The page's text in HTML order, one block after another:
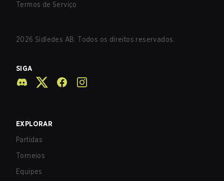
Termos de Serviço
2026 Sidledes AB. Todos os direitos reservados.
SIGA
EXPLORAR
Partidas
Torneios
Equipes